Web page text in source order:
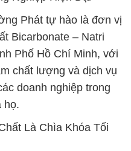
Phát tự hào là đơn vị
Bicarbonate – Natri
Phố Hồ Chí Minh, với
chất lượng và dịch vụ
doanh nghiệp trong
họ.
Là Chìa Khóa Tối